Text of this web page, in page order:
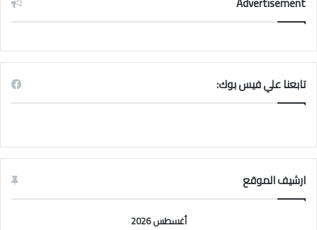
تابعنا علي فيس بوك:
ارشيف الموقع
أغسطس 2026